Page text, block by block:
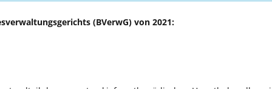
(BVerwG) von 2021: